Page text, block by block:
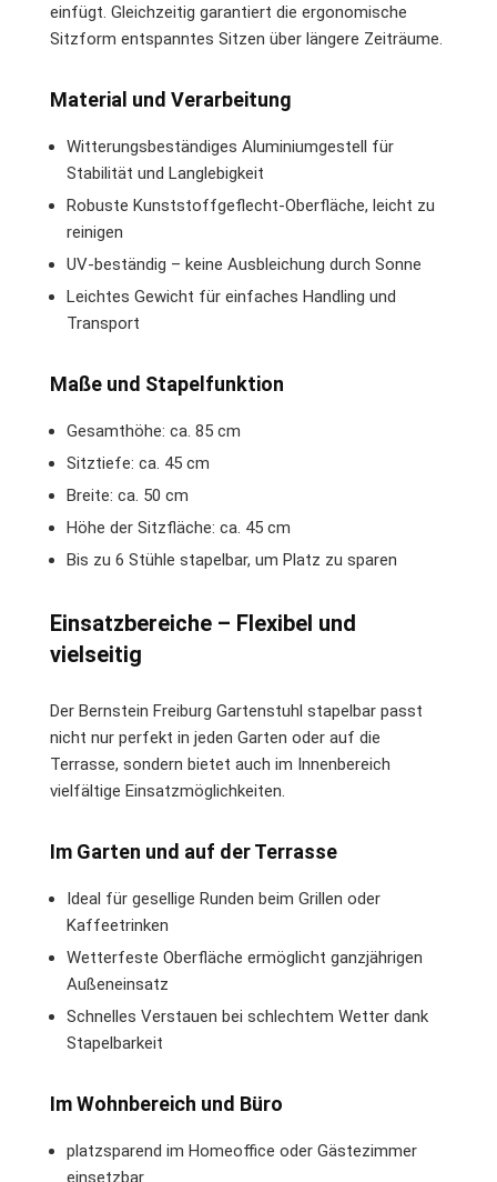
einfügt. Gleichzeitig garantiert die ergonomische
Sitzform entspanntes Sitzen über längere Zeiträume.
Material und Verarbeitung
Witterungsbeständiges Aluminiumgestell für
Stabilität und Langlebigkeit
Robuste Kunststoffgeflecht-Oberfläche, leicht zu
reinigen
UV-beständig – keine Ausbleichung durch Sonne
Leichtes Gewicht für einfaches Handling und
Transport
Maße und Stapelfunktion
Gesamthöhe: ca. 85 cm
Sitztiefe: ca. 45 cm
Breite: ca. 50 cm
Höhe der Sitzfläche: ca. 45 cm
Bis zu 6 Stühle stapelbar, um Platz zu sparen
Einsatzbereiche – Flexibel und
vielseitig
Der Bernstein Freiburg Gartenstuhl stapelbar passt
nicht nur perfekt in jeden Garten oder auf die
Terrasse, sondern bietet auch im Innenbereich
vielfältige Einsatzmöglichkeiten.
Im Garten und auf der Terrasse
Ideal für gesellige Runden beim Grillen oder
Kaffeetrinken
Wetterfeste Oberfläche ermöglicht ganzjährigen
Außeneinsatz
Schnelles Verstauen bei schlechtem Wetter dank
Stapelbarkeit
Im Wohnbereich und Büro
platzsparend im Homeoffice oder Gästezimmer
einsetzbar